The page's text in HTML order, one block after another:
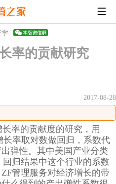
学
率的贡献研究
2017-08-28
率的贡献度的研究，用
长率取对数做回归，系数代
弹性。其中美国产业分类
归结果中这个行业的系数
管理服务对经济增长的带